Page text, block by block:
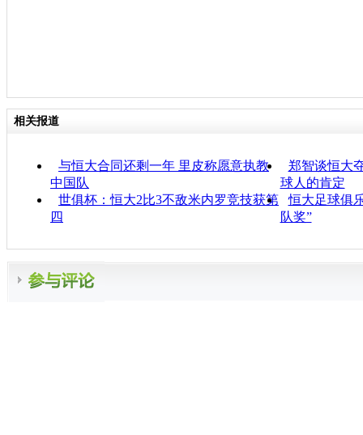
相关报道
与恒大合同还剩一年 里皮称愿意执教
中国队
郑智谈恒大
球人的肯定
世俱杯：恒大2比3不敌米内罗竞技获第
四
恒大足球俱
队奖”